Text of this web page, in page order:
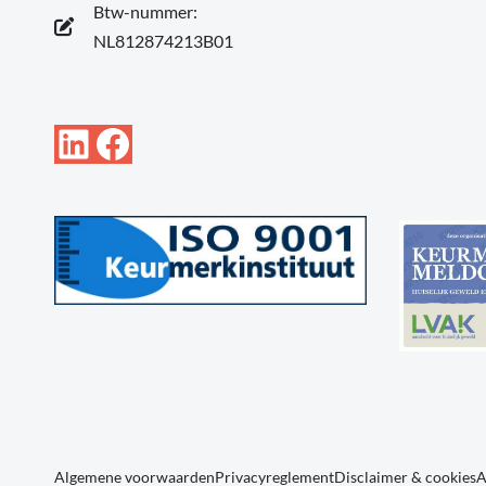
Btw-nummer:
NL812874213B01
LinkedIn
Facebook
Algemene voorwaardenPrivacyreglementDisclaimer & cookies